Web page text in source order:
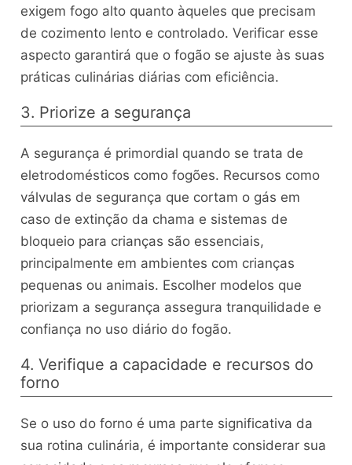
exigem fogo alto quanto àqueles que precisam
de cozimento lento e controlado. Verificar esse
aspecto garantirá que o fogão se ajuste às suas
práticas culinárias diárias com eficiência.
3. Priorize a segurança
A segurança é primordial quando se trata de
eletrodomésticos como fogões. Recursos como
válvulas de segurança que cortam o gás em
caso de extinção da chama e sistemas de
bloqueio para crianças são essenciais,
principalmente em ambientes com crianças
pequenas ou animais. Escolher modelos que
priorizam a segurança assegura tranquilidade e
confiança no uso diário do fogão.
4. Verifique a capacidade e recursos do
forno
Se o uso do forno é uma parte significativa da
sua rotina culinária, é importante considerar sua